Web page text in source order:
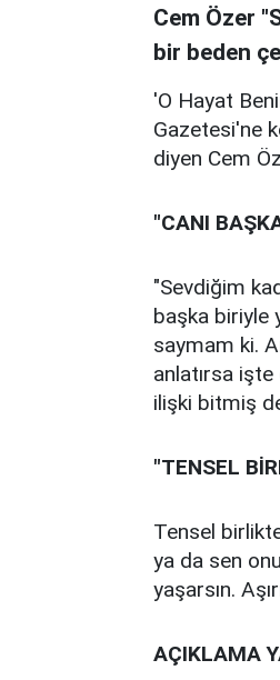
Cem Özer
bir beden
'O Hayat
Gazetesi'ne
diyen Cem
"CANI
"Sevdiğim
başka biriyle
saymam ki.
anlatırsa
ilişki bitmiş
"TENSEL
Tensel
ya da sen
yaşarsın.
AÇIKLAMA